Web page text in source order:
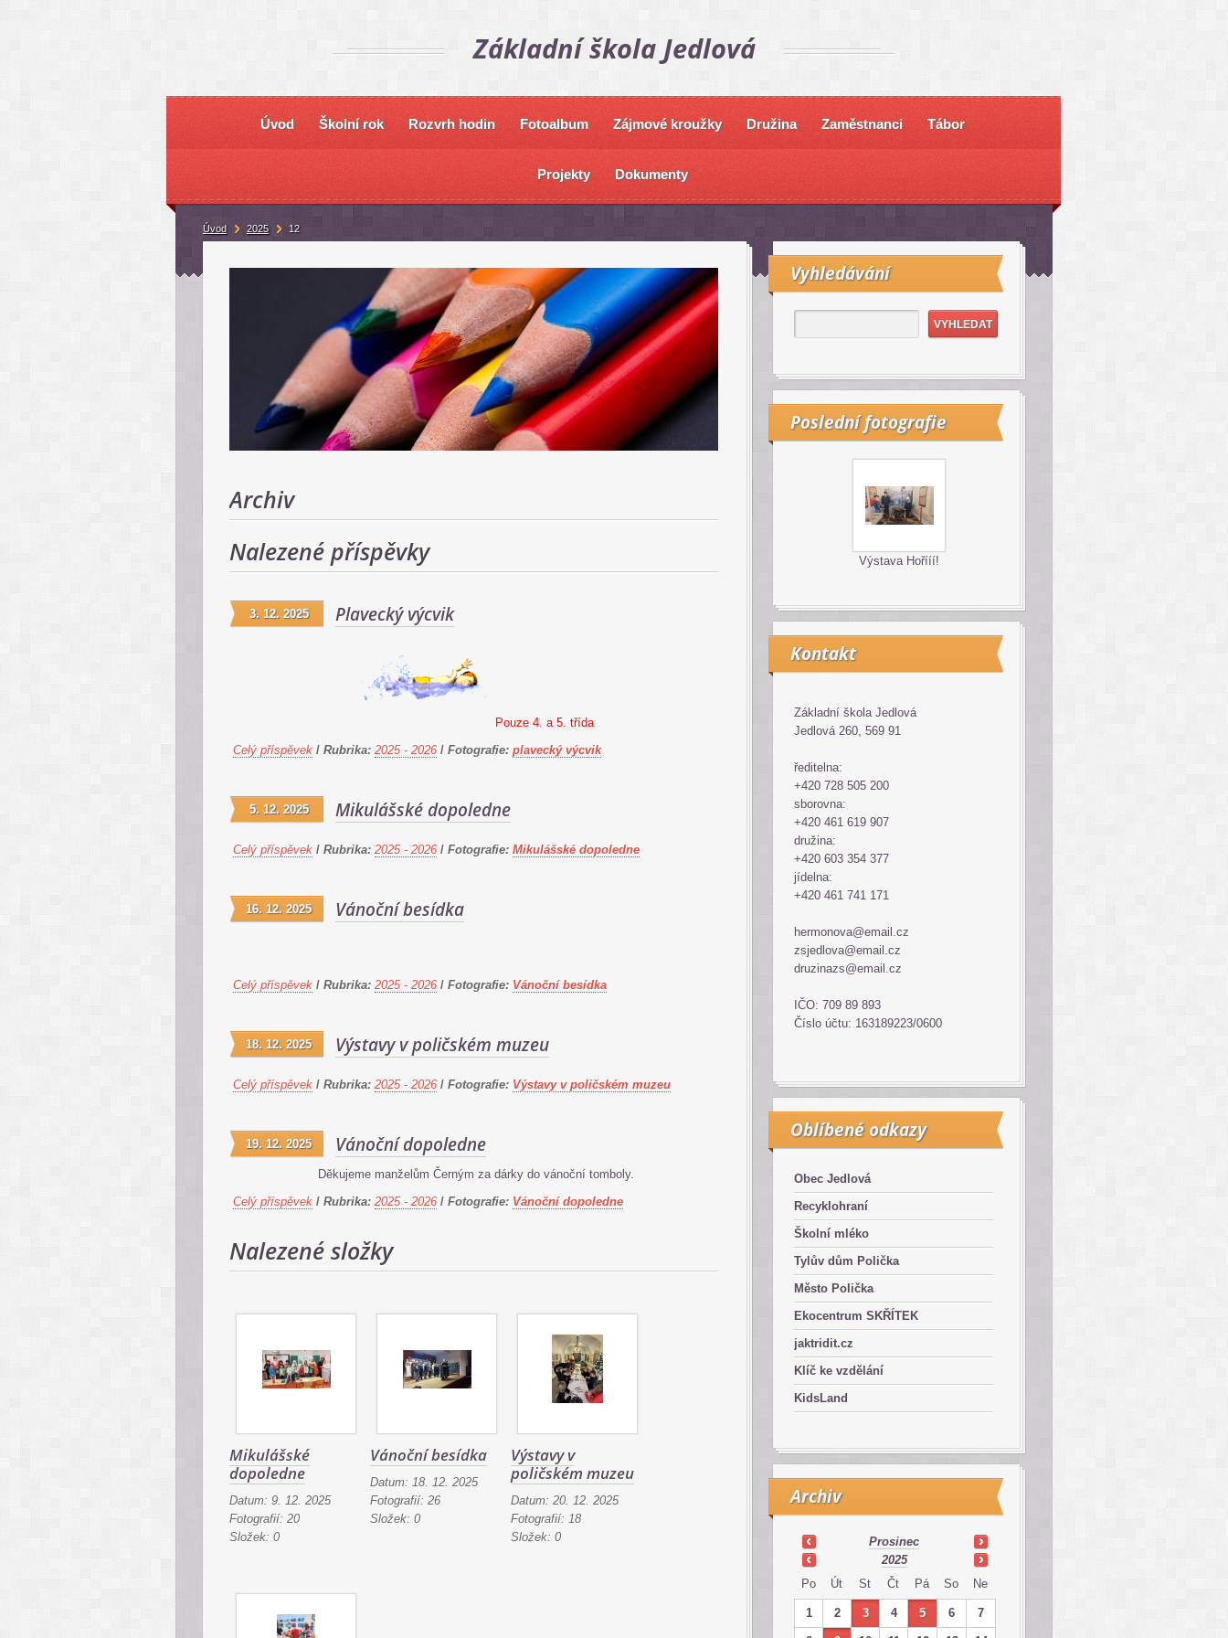
Základní škola Jedlová
Úvod Školní rok Rozvrh hodin Fotoalbum Zájmové kroužky Družina Zaměstnanci Tábor
Projekty Dokumenty
Archiv
Nalezené příspěvky
Plavecký výcvik
3. 12. 2025
Pouze 4. a 5. třída
Celý příspěvek / Rubrika: 2025 - 2026 / Fotografie: plavecký výcvik
Mikulášské dopoledne
5. 12. 2025
Celý příspěvek / Rubrika: 2025 - 2026 / Fotografie: Mikulášské dopoledne
Vánoční besídka
16. 12. 2025
Celý příspěvek / Rubrika: 2025 - 2026 / Fotografie: Vánoční besídka
Výstavy v poličském muzeu
18. 12. 2025
Celý příspěvek / Rubrika: 2025 - 2026 / Fotografie: Výstavy v poličském muzeu
Vánoční dopoledne
19. 12. 2025
Děkujeme manželům Černým za dárky do vánoční tomboly.
Celý příspěvek / Rubrika: 2025 - 2026 / Fotografie: Vánoční dopoledne
Nalezené složky
Mikulášské
dopoledne
Datum: 9. 12. 2025
Fotografií: 20
Složek: 0
Vánoční besídka
Datum: 18. 12. 2025
Fotografií: 26
Složek: 0
Výstavy v
poličském muzeu
Datum: 20. 12. 2025
Fotografií: 18
Složek: 0
Vyhledávání
Poslední fotografie
Výstava Hořííí!
Kontakt
Základní škola Jedlová
Jedlová 260, 569 91
ředitelna:
+420 728 505 200
sborovna:
+420 461 619 907
družina:
+420 603 354 377
jídelna:
+420 461 741 171
hermonova@email.cz
zsjedlova@email.cz
druzinazs@email.cz
IČO: 709 89 893
Číslo účtu: 163189223/0600
Oblíbené odkazy
Obec Jedlová
Recyklohraní
Školní mléko
Tylův dům Polička
Město Polička
Ekocentrum SKŘÍTEK
jaktridit.cz
Klíč ke vzdělání
KidsLand
Archiv
Prosinec
2025
Po
Út St Čt Pá So Ne
1 2 3 4 5 6 7
Úvod 2025 12